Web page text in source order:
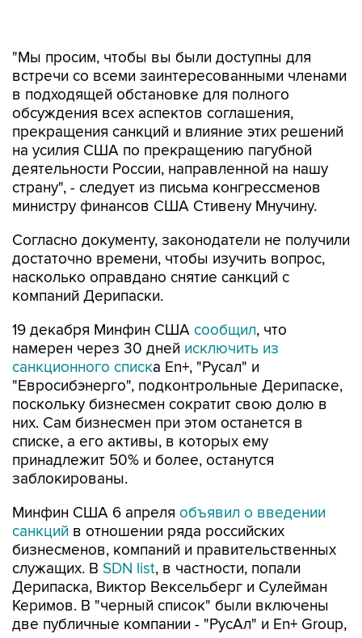
в подходящей обстановке для полного
обсуждения всех аспектов соглашения,
прекращения санкций и влияние этих решений
на усилия США по прекращению пагубной
деятельности России, направленной на нашу
страну", - следует из письма конгрессменов
министру финансов США Стивену Мнучину.
Согласно документу, законодатели не получили
насколько оправдано снятие санкций с
компаний Дерипаски.
19 декабря Минфин США
санкционного списк а En+, "Русал" и
"Евросибэнерго", подконтрольные Дерипаске,
поскольку бизнесмен сократит свою долю в
них. Сам бизнесмен при этом останется в
списке, а его активы, в которых ему
принадлежит 50% и более, останутся
заблокированы.
Минфин США 6 апреля
бизнесменов, компаний и правительственных
служащих. ВSDN list, в частности, попали
Дерипаска, Виктор Вексельберг и Сулейман
Керимов. В "черный список" были включены
две публичные компании - "РусАл" и En+ Group,
основным владельцем которых является
Дерипаска.